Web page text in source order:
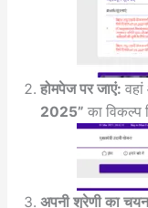
होमपेज पर जाएं:
2025” का विकल्प
अपनी श्रेणी का